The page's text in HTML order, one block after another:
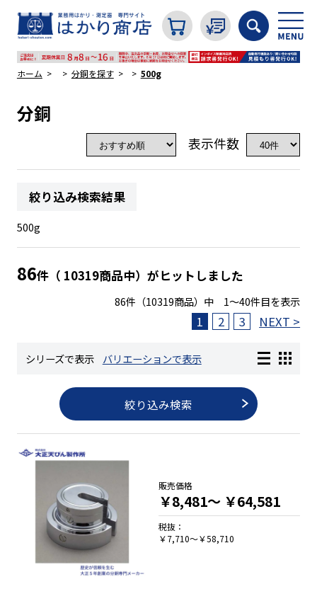
長さ測定器
濃度・環境測定
色々な計測器
レベル・勾配測定
オプション
ホーム 分銅を探す 500g
分銅
表示件数
絞り込み検索結果
500g
86件（ 10319商品中）がヒットしました
86件（10319商品）中 1～40件目を表示
1 2 3 NEXT >
シリーズで表示 バリエーションで表示
絞り込み検索
販売価格
￥8,481～ ￥64,581
税抜：
￥7,710～￥58,710